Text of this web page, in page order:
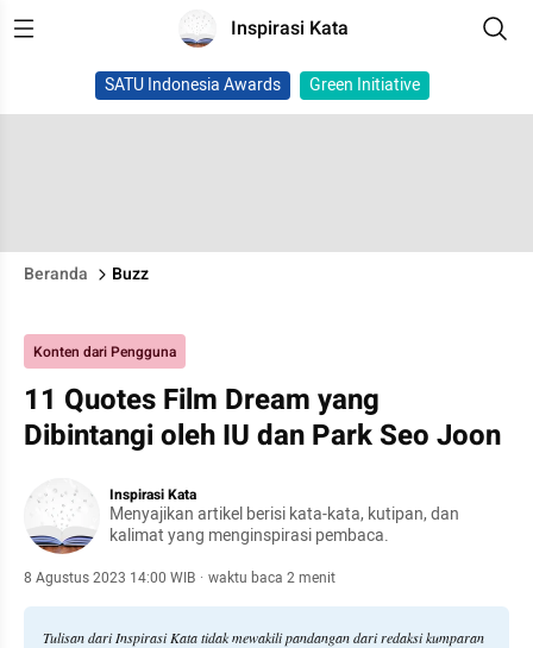
Inspirasi Kata
SATU Indonesia Awards Green Initiative
Beranda Buzz
Konten dari Pengguna
11 Quotes Film Dream yang
Dibintangi oleh IU dan Park Seo Joon
Inspirasi Kata
Menyajikan artikel berisi kata-kata, kutipan, dan
kalimat yang menginspirasi pembaca.
8 Agustus 2023 14:00 WIB · waktu baca 2 menit
Tulisan dari Inspirasi Kata tidak mewakili pandangan dari redaksi kumparan